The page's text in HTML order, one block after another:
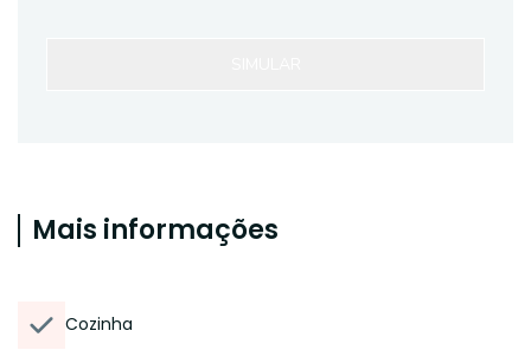
Mais informações
Cozinha